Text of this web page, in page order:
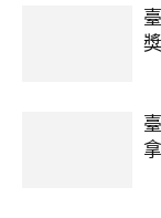
獎